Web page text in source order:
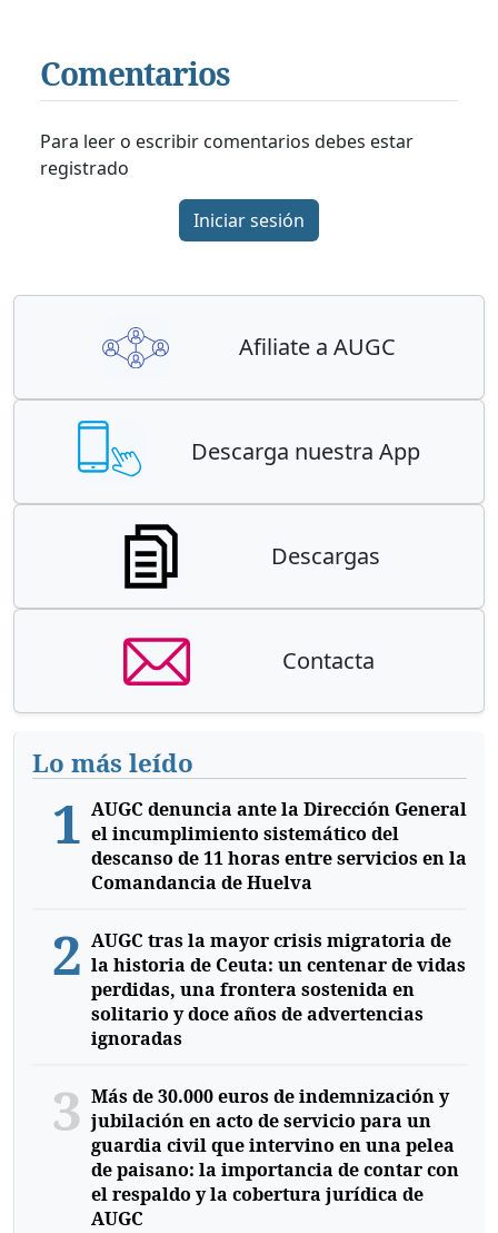
Comentarios
Para leer o escribir comentarios debes estar
registrado
Iniciar sesión
Afiliate a AUGC
Descarga nuestra App
Descargas
Contacta
Lo más leído
1 AUGC denuncia ante la Dirección General
el incumplimiento sistemático del
descanso de 11 horas entre servicios en la
Comandancia de Huelva
2 AUGC tras la mayor crisis migratoria de
la historia de Ceuta: un centenar de vidas
perdidas, una frontera sostenida en
solitario y doce años de advertencias
ignoradas
3 Más de 30.000 euros de indemnización y
jubilación en acto de servicio para un
guardia civil que intervino en una pelea
de paisano: la importancia de contar con
el respaldo y la cobertura jurídica de
AUGC